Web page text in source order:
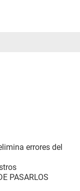
errores del
PASARLOS